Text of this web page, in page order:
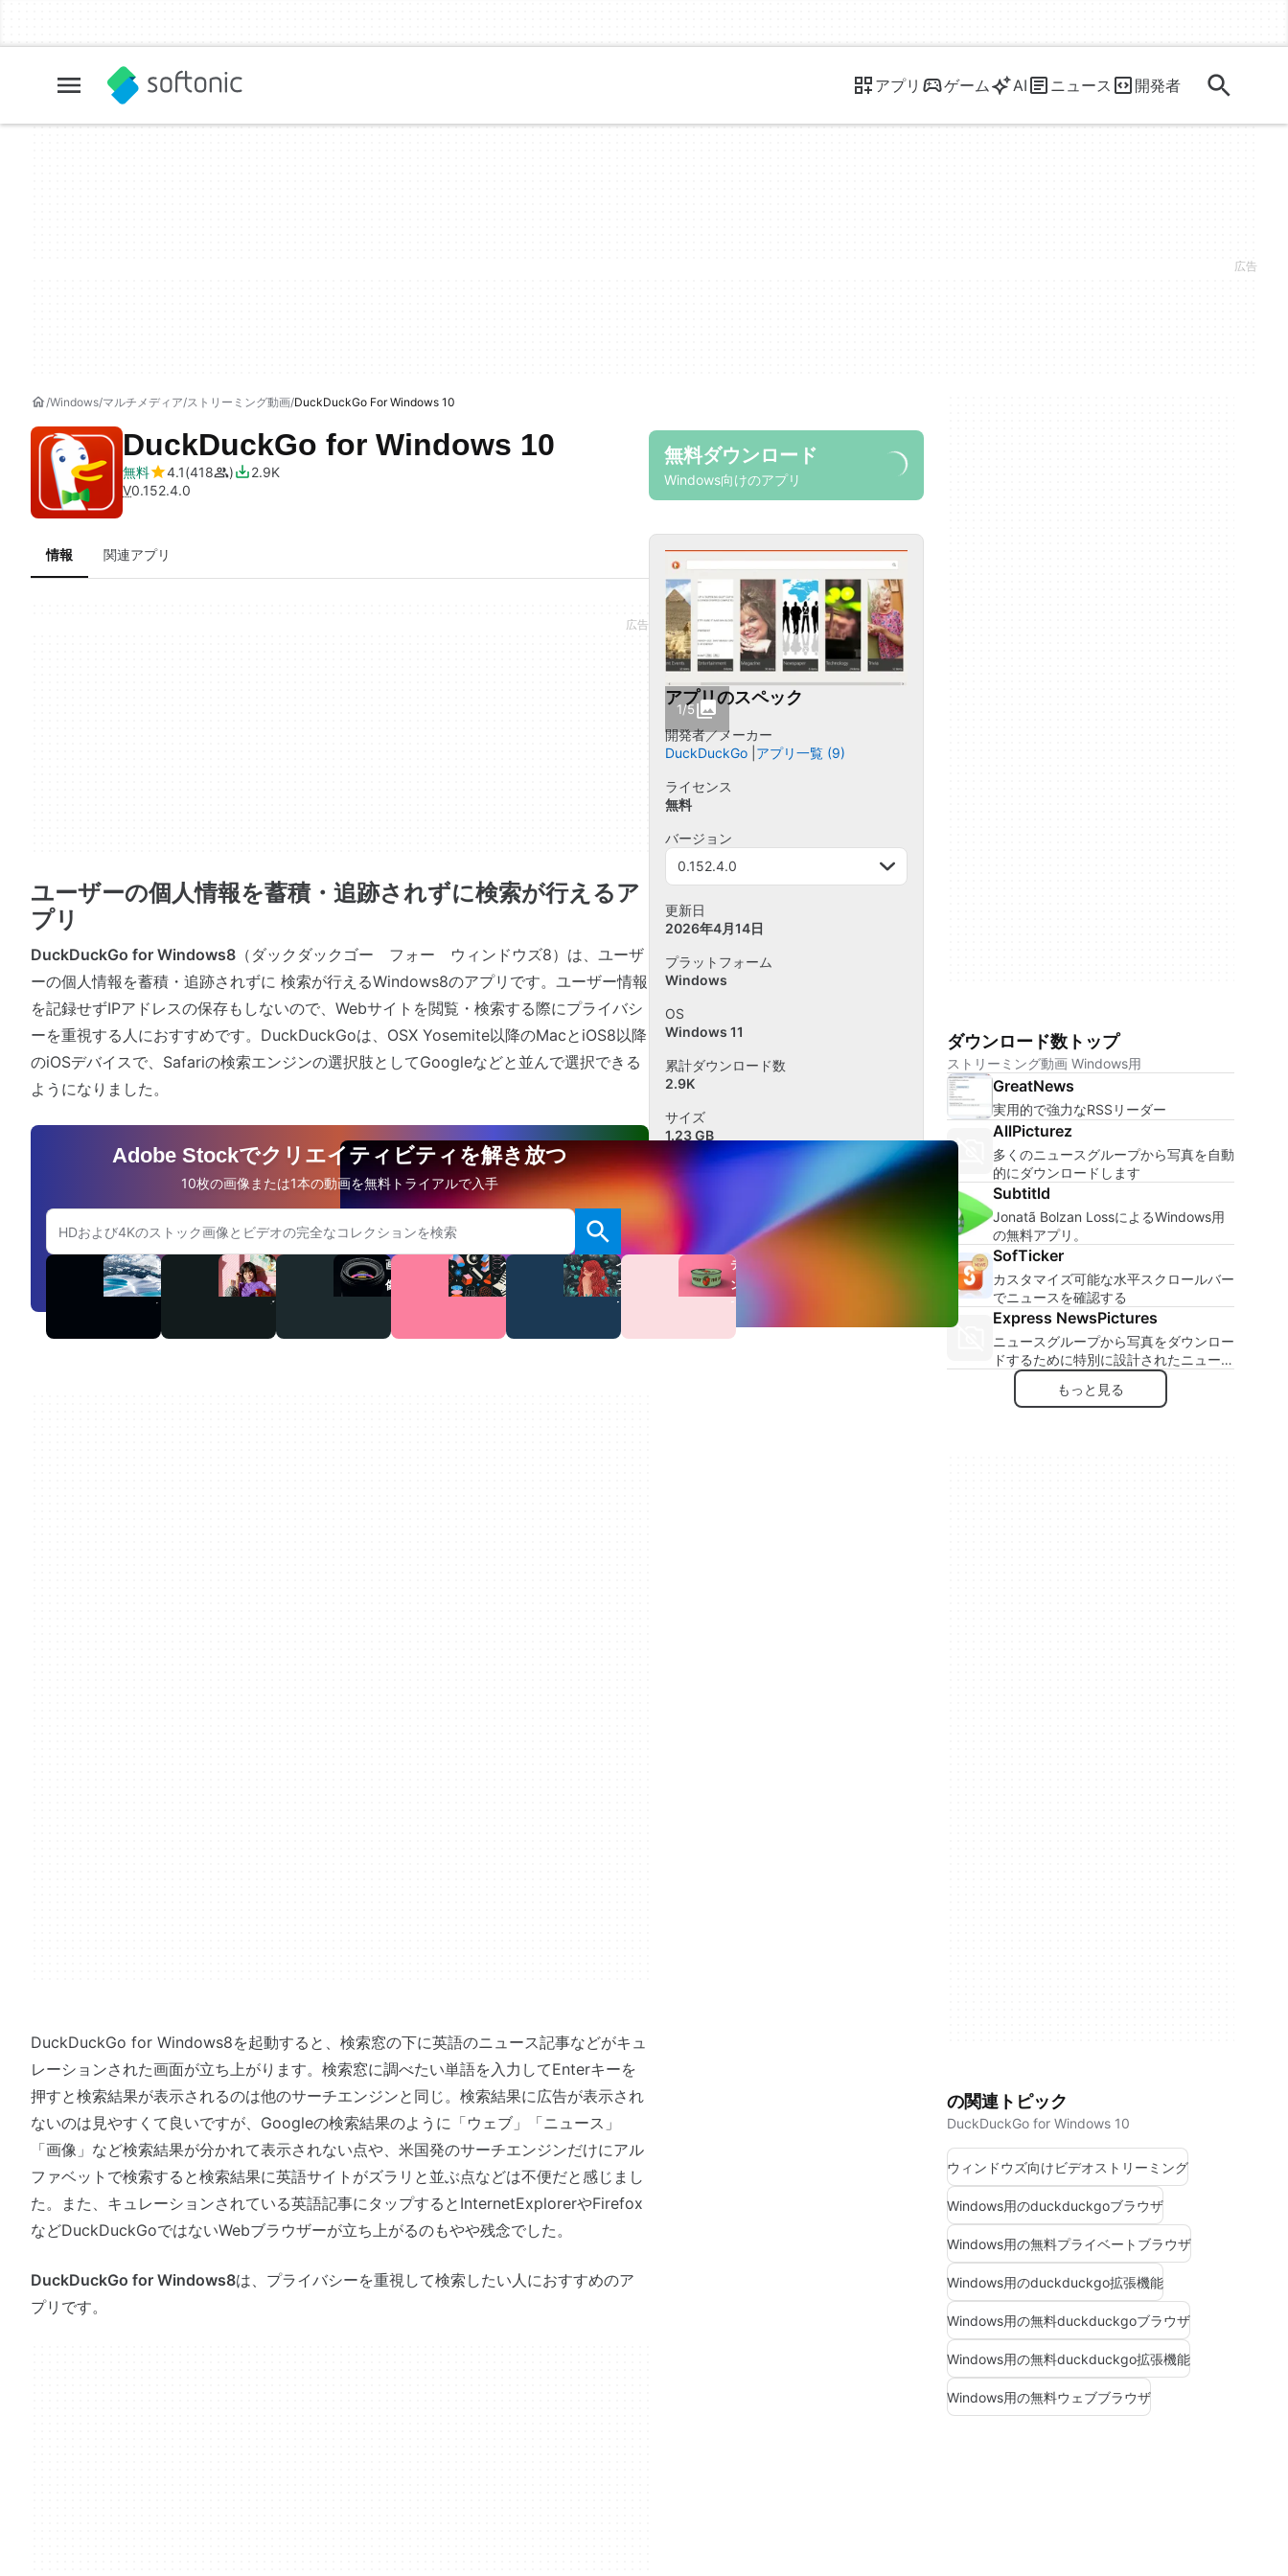
アプリ ゲーム AI ニュース 開発者
Windows マルチメディア ストリーミング動画 DuckDuckGo For Windows 10
DuckDuckGo for Windows 10
無料 4.1 418
2.9K
V0.152.4.0
無料ダウンロード
Windows向けのアプリ
情報 関連アプリ
ユーザーの個人情報を蓄積・追跡されずに検索が行えるア
プリ
DuckDuckGo for Windows8 （ダックダックゴー フォー ウィンドウズ8）は、ユーザ
ーの個人情報を蓄積・追跡されずに 検索が行えるWindows8のアプリです。ユーザー情報
を記録せずIPアドレスの保存もしないので、Webサイトを閲覧・検索する際にプライバシ
ーを重視する人におすすめです。DuckDuckGoは、OSX Yosemite以降のMacとiOS8以降
のiOSデバイスで、Safariの検索エンジンの選択肢としてGoogleなどと並んで選択できる
ようになりました。
Adobe Stockでクリエイティビティを解き放つ
10枚の画像または1本の動画を無料トライアルで入手
Adobe.comのウェブサイトを検索
ビ
デ
オ
オ
ー
デ
画
像
ベ
ク
イ
ラ
ス
テ
ン
プ
レ
DuckDuckGo for Windows8を起動すると、検索窓の下に英語のニュース記事などがキュ
レーションされた画面が立ち上がります。検索窓に調べたい単語を入力してEnterキーを
押すと検索結果が表示されるのは他のサーチエンジンと同じ。検索結果に広告が表示され
ないのは見やすくて良いですが、Googleの検索結果のように「ウェブ」「ニュース」
「画像」など検索結果が分かれて表示されない点や、米国発のサーチエンジンだけにアル
ファベットで検索すると検索結果に英語サイトがズラリと並ぶ点などは不便だと感じまし
た。また、キュレーションされている英語記事にタップするとInternetExplorerやFirefox
などDuckDuckGoではないWebブラウザーが立ち上がるのもやや残念でした。
DuckDuckGo for Windows8は、プライバシーを重視して検索したい人におすすめのア
プリです。
1/5
アプリのスペック
開発者／メーカー
DuckDuckGo アプリ一覧 (9)
ライセンス
無料
バージョン
0.152.4.0
更新日
2026年4月14日
プラットフォーム
Windows
OS
Windows 11
累計ダウンロード数
2.9K
サイズ
1.23 GB
レビューを追加
ソフトウェアについて報告する
関連アプリ
ダウンロード数トップ
ストリーミング動画 Windows用
GreatNews
実用的で強力なRSSリーダー
AllPicturez
多くのニュースグループから写真を自動
的にダウンロードします
Subtitld
Jonatã Bolzan LossによるWindows用
の無料アプリ。
SofTicker
カスタマイズ可能な水平スクロールバー
でニュースを確認する
Express NewsPictures
ニュースグループから写真をダウンロー
ドするために特別に設計されたニュース
リーダー
もっと見る
の関連トピック
DuckDuckGo for Windows 10
ウィンドウズ向けビデオストリーミング
Windows用のduckduckgoブラウザ
Windows用の無料プライベートブラウザ
Windows用のduckduckgo拡張機能
Windows用の無料duckduckgoブラウザ
Windows用の無料duckduckgo拡張機能
Windows用の無料ウェブブラウザ